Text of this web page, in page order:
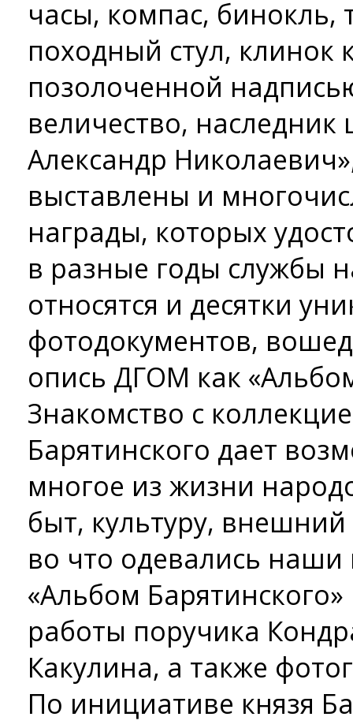
часы, компас, бинокль,
походный стул, клинок
позолоченной
величество, наследник
Александр
выставлены и
награды, которых
в разные годы службы
относятся и десятки
фотодокументов,
опись ДГОМ как
Знакомство с
Барятинского дает
многое из жизни
быт, культуру,
во что одевались
«Альбом
работы поручика
Какулина, а также
По инициативе князя